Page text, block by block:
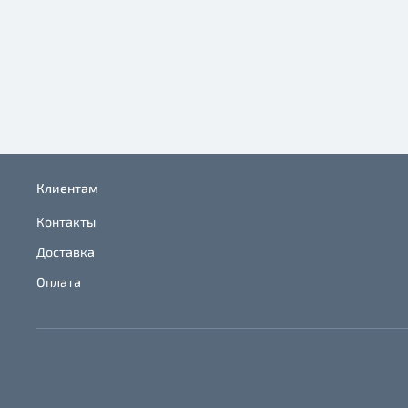
Клиентам
Контакты
Доставка
Оплата